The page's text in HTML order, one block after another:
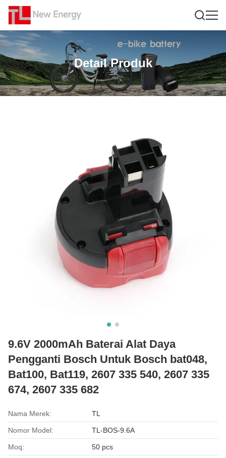
Detail Produk
9.6V 2000mAh Baterai Alat Daya
Pengganti Bosch Untuk Bosch bat048,
Bat100, Bat119, 2607 335 540, 2607 335
674, 2607 335 682
Nama Merek: TL
Nomor Model: TL-BOS-9.6A
Moq: 50 pcs